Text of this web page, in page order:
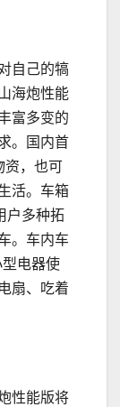
自己的犒
海炮性能
富多变的
。国内首
资，也可
活。车箱
户多种拓
。车内车
电器使
扇、吃着
性能版将